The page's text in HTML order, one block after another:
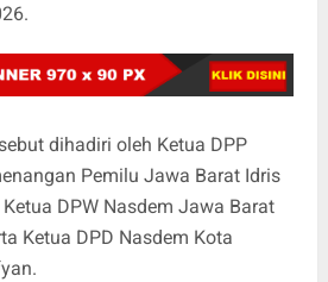
dihadiri oleh Ketua DPP
Pemilu Jawa Barat Idris
DPW Nasdem Jawa Barat
Ketua DPD Nasdem Kota